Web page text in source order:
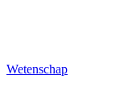
Wetenschap